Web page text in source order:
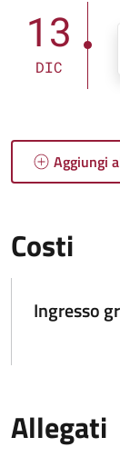
13
DIC
Aggiungi
Costi
Ingresso
Allegati